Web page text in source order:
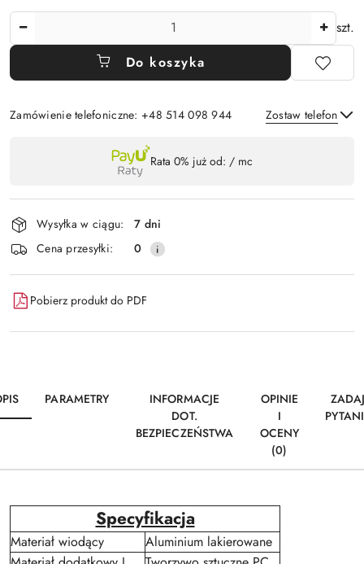
szt.
Do koszyka
Zamówienie telefoniczne: +48 514 098 944 Zostaw telefon
płatność
i
dostawa
Rata 0% już od: / mc
Wysyłka w ciągu:
7 dni
Cena przesyłki:
0
Pobierz produkt do PDF
PARAMETRY
INFORMACJE
DOT.
BEZPIECZEŃSTWA
OPINIE
I
OCENY
(0)
Specyfikacja
Materiał wiodący
Aluminium lakierowane